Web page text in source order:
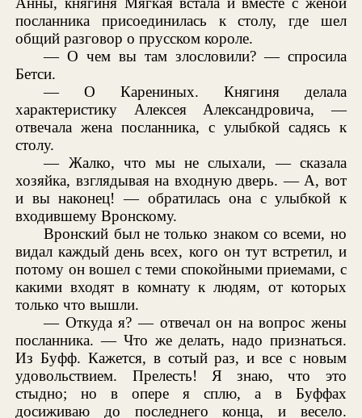
посланника присоединилась к столу, где шел
общий разговор о прусском короле.
— О чем вы там злословили? — спросила
Бетси.
— О Карениных. Княгиня делала
характеристику Алексея Александровича, —
отвечала жена посланника, с улыбкой садясь к
столу.
— Жалко, что мы не слыхали, — сказала
хозяйка, взглядывая на входную дверь. — А, вот
и вы наконец! — обратилась она с улыбкой к
входившему Вронскому.
Вронский был не только знаком со всеми, но
видал каждый день всех, кого он тут встретил, и
потому он вошел с теми спокойными приемами, с
какими входят в комнату к людям, от которых
только что вышли.
— Откуда я? — отвечал он на вопрос жены
посланника. — Что же делать, надо признаться.
Из Буфф. Кажется, в сотый раз, и все с новым
удовольствием. Прелесть! Я знаю, что это
стыдно; но в опере я сплю, а в Буффах
досиживаю до последнего конца, и весело.